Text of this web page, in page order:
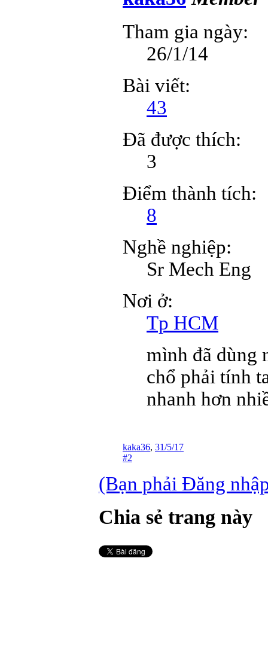
Tham gia ngày:
26/1/14
Bài viết:
43
Đã được thích:
3
Điểm thành tích:
8
Nghề nghiệp:
Sr Mech Eng
Nơi ở:
Tp HCM
mình đã dùng
chổ phải tính
nhanh hơn
kaka36, 31/5/17
#2
(Bạn phải Đăng
Chia sẻ trang này